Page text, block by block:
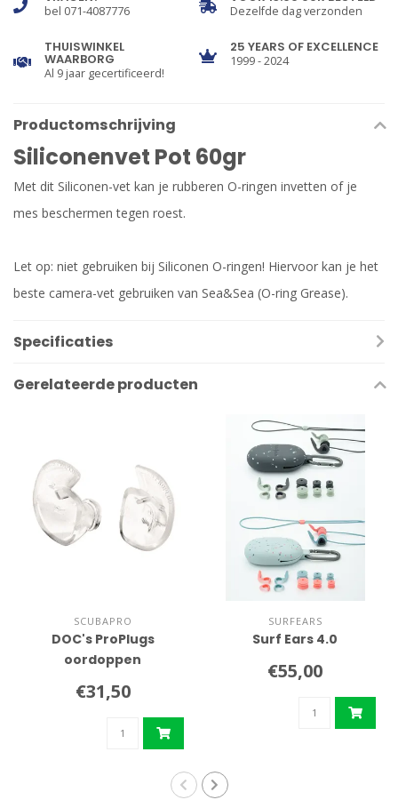
bel 071-4087776 Dezelfde dag verzonden
THUISWINKEL
WAARBORG
Al 9 jaar gecertificeerd!
25 YEARS OF EXCELLENCE
1999 - 2024
Productomschrijving
Siliconenvet Pot 60gr
Met dit Siliconen-vet kan je rubberen O-ringen invetten of je
mes beschermen tegen roest.
Let op: niet gebruiken bij Siliconen O-ringen! Hiervoor kan je het
beste camera-vet gebruiken van Sea&Sea (O-ring Grease).
Specificaties
Gerelateerde producten
SCUBAPRO
DOC's ProPlugs
oordoppen
€31,50
SURFEARS
Surf Ears 4.0
€55,00